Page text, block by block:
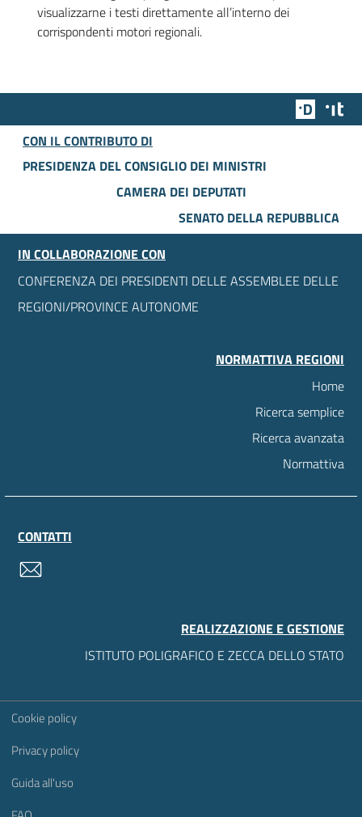
visualizzarne i testi direttamente all’interno dei
corrispondenti motori regionali.
Team
CON IL CONTRIBUTO DI
PRESIDENZA DEL CONSIGLIO DEI MINISTRI
CAMERA DEI DEPUTATI
SENATO DELLA REPUBBLICA
IN COLLABORAZIONE CON
CONFERENZA DEI PRESIDENTI DELLE ASSEMBLEE DELLE
REGIONI/PROVINCE AUTONOME
NORMATTIVA REGIONI
Home
Ricerca semplice
Ricerca avanzata
Normattiva
CONTATTI
REALIZZAZIONE E GESTIONE
ISTITUTO POLIGRAFICO E ZECCA DELLO STATO
Sezione Link Utili
Cookie policy
Privacy policy
Guida all'uso